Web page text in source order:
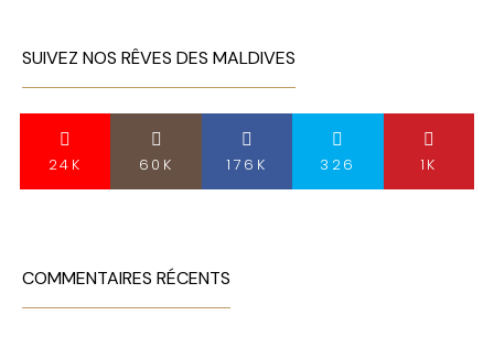
SUIVEZ NOS RÊVES DES MALDIVES
24K 60K 176K 326 1K
COMMENTAIRES RÉCENTS